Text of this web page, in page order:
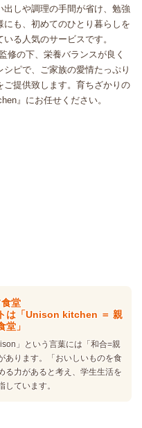
しや調理の手間が省け、勉強
も、初めてのひとり暮らしを
る人気のサービスです。
修の下、栄養バランスが良く
ピで、ご家族の愛情たっぷり
提供致します。育ちざかりの
』にお任せください。
堂
は「Unison kitchen ＝ 親
堂」
」という言葉には「和合=親
あります。「おいしいものを食
る力があると考え、学生生活を
ています。